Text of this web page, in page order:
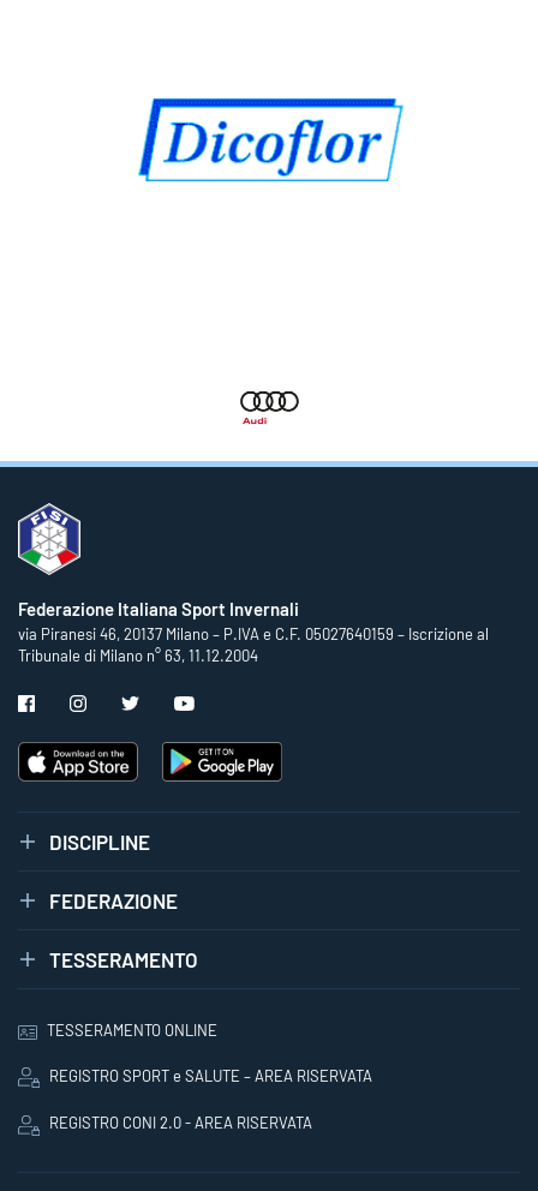
Federazione Italiana Sport Invernali
via Piranesi 46, 20137 Milano – P.IVA e C.F. 05027640159 – Iscrizione al
Tribunale di Milano n° 63, 11.12.2004
DISCIPLINE
FEDERAZIONE
TESSERAMENTO
TESSERAMENTO ONLINE
REGISTRO SPORT e SALUTE – AREA RISERVATA
REGISTRO CONI 2.0 - AREA RISERVATA